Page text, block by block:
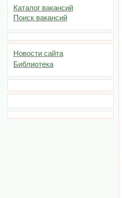
Каталог вакансий
Поиск вакансий
Новости сайта
Библиотека